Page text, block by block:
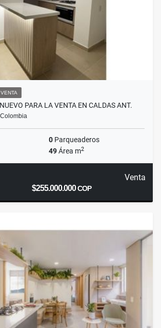
VENTA
PARA LA VENTA EN CALDAS ANT.
0 Parqueaderos
49Área m2
Venta
$255.000.000COP